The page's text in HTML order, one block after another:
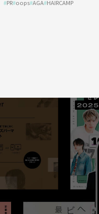
う？ ＃01
PR oops AGA HAIRCAMP